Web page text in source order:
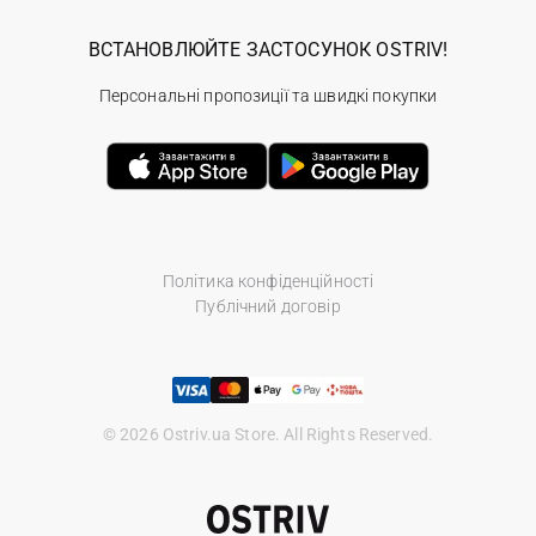
Політика конфіденційності
Публічний договір
© 2026 Ostriv.ua Store. All Rights Reserved.
ВСТАНОВЛЮЙТЕ ЗАСТОСУНОК OSTRIV!
Персональні пропозиції та швидкі покупки